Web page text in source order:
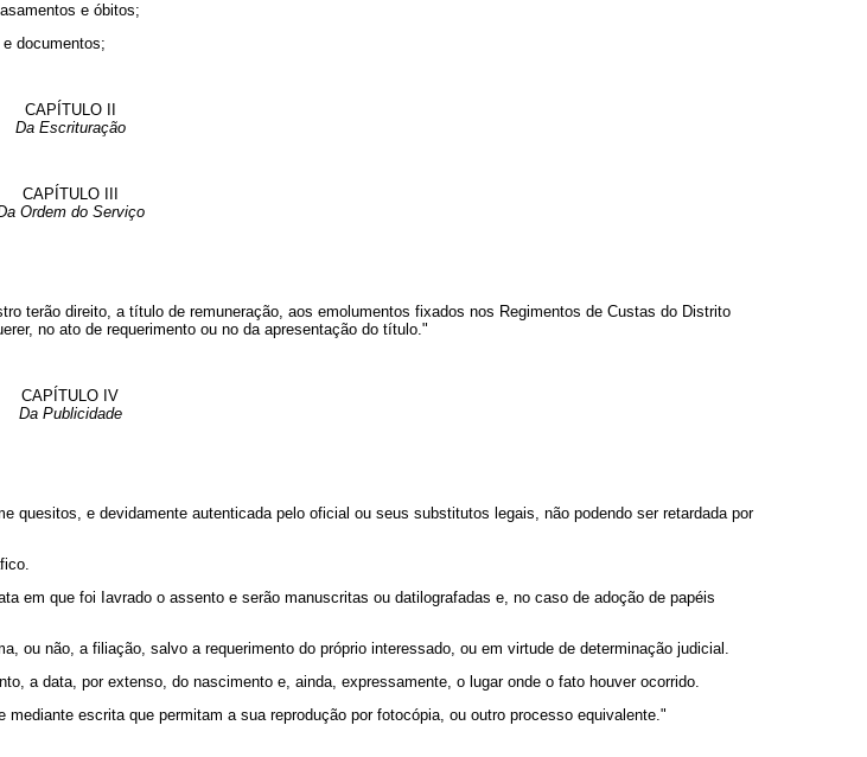
e óbitos;
documentos;
CAPÍTULO II
Da Escrituração
CAPÍTULO III
Ordem do Serviço
terão direito, a título de remuneração, aos emolumentos fixados nos Regimentos de Custas do Distrito
no ato de requerimento ou no da apresentação do título."
CAPÍTULO IV
Da Publicidade
quesitos, e devidamente autenticada pelo oficial ou seus substitutos legais, não podendo ser retardada por
em que foi Iavrado o assento e serão manuscritas ou datilografadas e, no caso de adoção de papéis
ou não, a filiação, salvo a requerimento do próprio interessado, ou em virtude de determinação judicial.
a data, por extenso, do nascimento e, ainda, expressamente, o lugar onde o fato houver ocorrido.
escrita que permitam a sua reprodução por fotocópia, ou outro processo equivalente."